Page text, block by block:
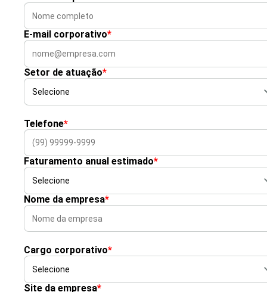
E-mail corporativo*
Setor de atuação*
Telefone*
Faturamento anual estimado*
Nome da empresa*
Cargo corporativo*
Site da empresa*